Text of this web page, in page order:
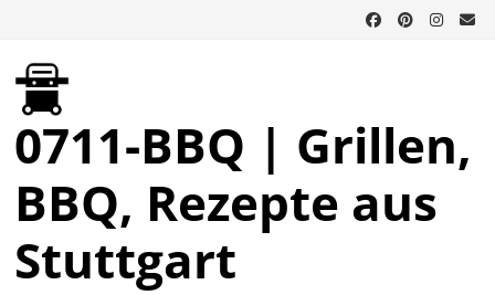
Inhalt
0711-BBQ | Grillen,
BBQ, Rezepte aus
Stuttgart